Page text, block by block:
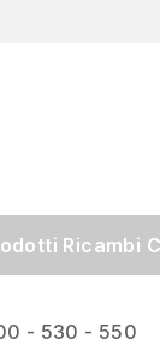
Ricambi
- 530 - 550